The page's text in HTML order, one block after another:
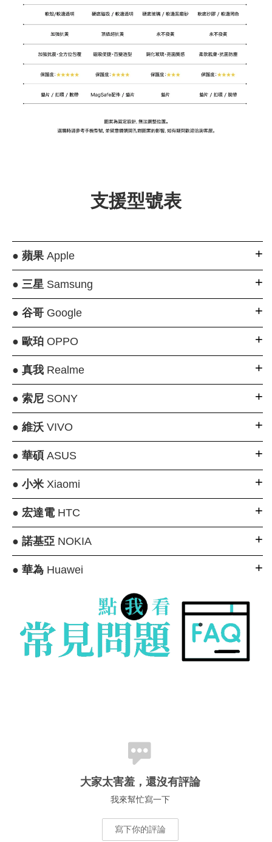
支援型號表
● 蘋果Apple
● 三星Samsung
● 谷哥Google
● 歐珀OPPO
● 真我Realme
● 索尼SONY
● 維沃VIVO
● 華碩 ASUS
● 小米Xiaomi
● 宏達電HTC
● 諾基亞NOKIA
● 華為Huawei
大家太害羞，還沒有評論
我來幫忙寫一下
寫下你的評論